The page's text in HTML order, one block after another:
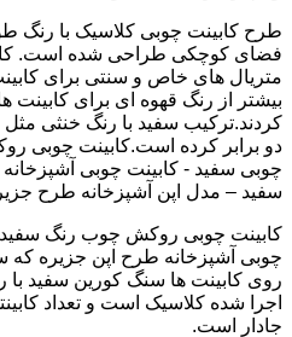
طرح کابینت چوبی کلاسیک با رنگ
فضای کوچکی طراحی شده است.
متریال های خاص و سنتی برای
بیشتر از رنگ قهوه ای برای کابینت
کردند.ترکیب سفید با رنگ خنثی
دو برابر کرده است.کابینت چوبی
چوبی سفید - کابینت چوبی
سفید – مدل اپن آشپزخانه طرح
کابینت چوبی روکش چوب رنگ سفید
چوبی آشپزخانه طرح اپن جزیره که
روی کابینت ها سنگ کورین سفید
اجرا شده کلاسیک است و تعداد
جادار است.